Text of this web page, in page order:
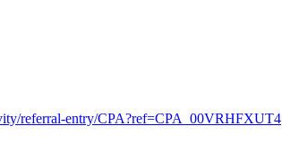
referral-entry/CPA?ref=CPA_00VRHFXUT4